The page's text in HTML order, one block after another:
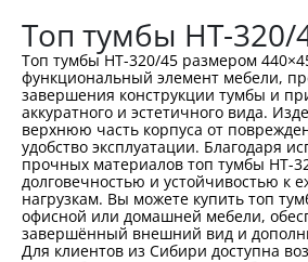
Топ тумбы НТ-320/
Топ тумбы НТ-320/45 размером
функциональный элемент мебели,
завершения конструкции тумбы и
аккуратного и эстетичного вида.
верхнюю часть корпуса от
удобство эксплуатации. Благодаря
прочных материалов топ тумбы НТ-
долговечностью и устойчивостью к
нагрузкам. Вы можете купить топ
офисной или домашней мебели,
завершённый внешний вид и
Для клиентов из Сибири доступна